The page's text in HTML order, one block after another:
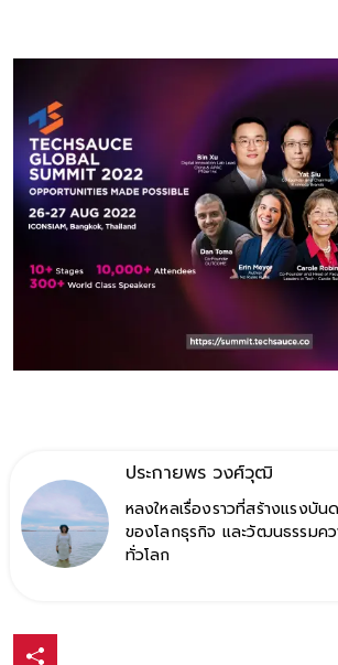
ประกายพร​ วงศ์​วุฒิ​
หลงใหลเรื่องราวที่สร้างแรงบัน
ของโลกธุรกิจ และวัฒนธรรมคว
ทั่วโลก